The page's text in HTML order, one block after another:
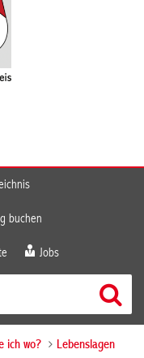
buchen
Jobs
ich wo? Lebenslagen